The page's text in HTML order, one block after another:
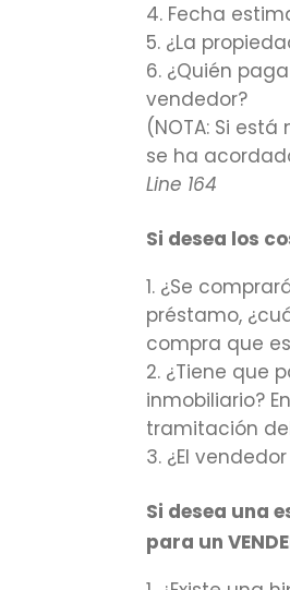
Fecha
¿La
¿Quién
vendedor?
(NOTA: Si
se ha
Line 164
Si desea los
¿Se
préstamo,
compra que
¿Tiene que
inmobiliario?
tramitación
¿El
Si desea una
para un